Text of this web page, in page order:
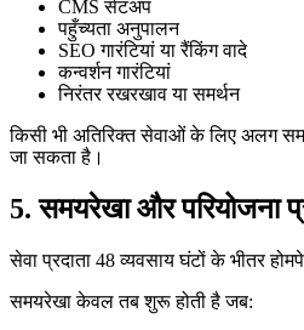
CMS सेटअप
पहुँच्यता अनुपालन
SEO गारंटियां या रैंकिंग वादे
कन्वर्शन गारंटियां
निरंतर रखरखाव या समर्थन
किसी भी अतिरिक्त सेवाओं के लिए अलग
जा सकता है।
5. समयरेखा और परियोजना
सेवा प्रदाता 48 व्यवसाय घंटों के भीतर
समयरेखा केवल तब शुरू होती है जब: